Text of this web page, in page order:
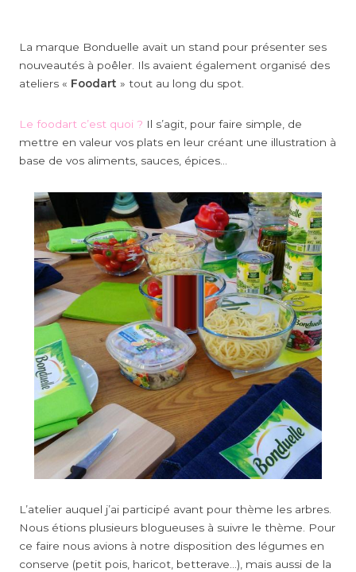
La marque Bonduelle avait un stand pour présenter ses
nouveautés à poêler. Ils avaient également organisé des
ateliers « Foodart » tout au long du spot.
Le foodart c’est quoi ? Il s’agit, pour faire simple, de
mettre en valeur vos plats en leur créant une illustration à
base de vos aliments, sauces, épices…
L’atelier auquel j’ai participé avant pour thème les arbres.
Nous étions plusieurs blogueuses à suivre le thème. Pour
ce faire nous avions à notre disposition des légumes en
conserve (petit pois, haricot, betterave…), mais aussi de la